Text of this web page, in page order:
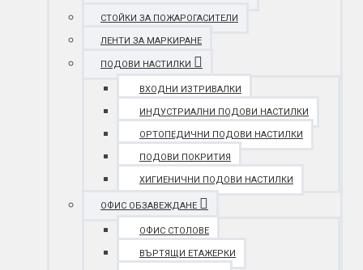
СТОЙКИ ЗА ПОЖАРОГАСИТЕЛИ
ЛЕНТИ ЗА МАРКИРАНЕ
ПОДОВИ НАСТИЛКИ
ВХОДНИ ИЗТРИВАЛКИ
ИНДУСТРИАЛНИ ПОДОВИ НАСТИЛКИ
ОРТОПЕДИЧНИ ПОДОВИ НАСТИЛКИ
ПОДОВИ ПОКРИТИЯ
ХИГИЕНИЧНИ ПОДОВИ НАСТИЛКИ
ОФИС ОБЗАВЕЖДАНЕ
ОФИС СТОЛОВЕ
ВЪРТЯЩИ ЕТАЖЕРКИ